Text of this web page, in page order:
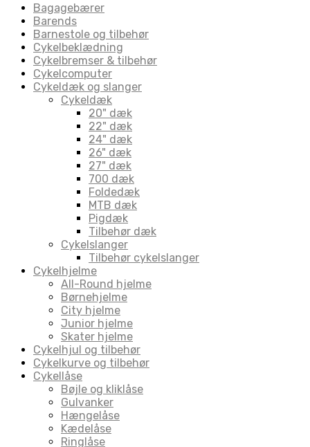
Bagagebærer
Barends
Barnestole og tilbehør
Cykelbeklædning
Cykelbremser & tilbehør
Cykelcomputer
Cykeldæk og slanger
Cykeldæk
20" dæk
22" dæk
24" dæk
26" dæk
27" dæk
700 dæk
Foldedæk
MTB dæk
Pigdæk
Tilbehør dæk
Cykelslanger
Tilbehør cykelslanger
Cykelhjelme
All-Round hjelme
Børnehjelme
City hjelme
Junior hjelme
Skater hjelme
Cykelhjul og tilbehør
Cykelkurve og tilbehør
Cykellåse
Bøjle og kliklåse
Gulvanker
Hængelåse
Kædelåse
Ringlåse